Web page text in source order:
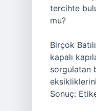
tercihte
mu?
Birçok
kapalı
sorgulatan
Sonuç: